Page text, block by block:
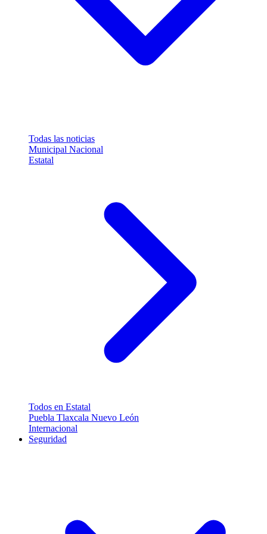
Todas las noticias
Municipal Nacional
Estatal
Todos en Estatal
Puebla Tlaxcala Nuevo León
Internacional
Seguridad